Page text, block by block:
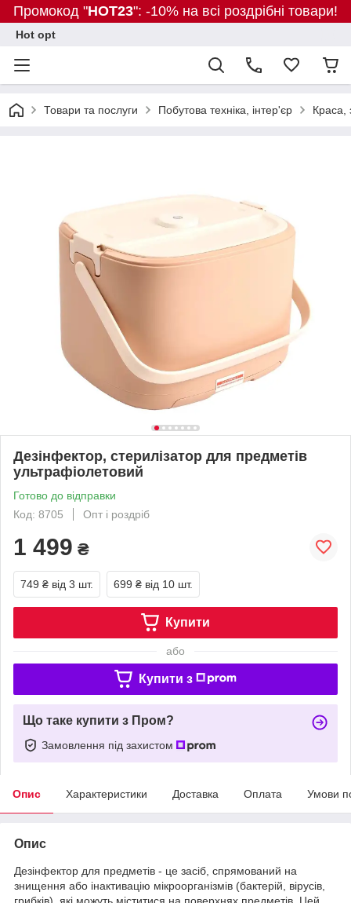
Промокод "HOT23": -10% на всі роздрібні товари!
Hot opt
Товари та послуги Побутова техніка, інтер'єр Краса,
Дезінфектор, стерилізатор для предметів
ультрафіолетовий
Готово до відправки
Код: 8705
Опт і роздріб
1 499 ₴
749 ₴ від 3 шт. 699 ₴ від 10 шт.
Купити
або
Купити з
Що таке купити з Пром?
Замовлення під захистом
Опис Характеристики Доставка Оплата Умови
Опис
Дезінфектор для предметів - це засіб, спрямований на
знищення або інактивацію мікроорганізмів (бактерій, вірусів,
грибків), які можуть міститися на поверхнях предметів. Цей